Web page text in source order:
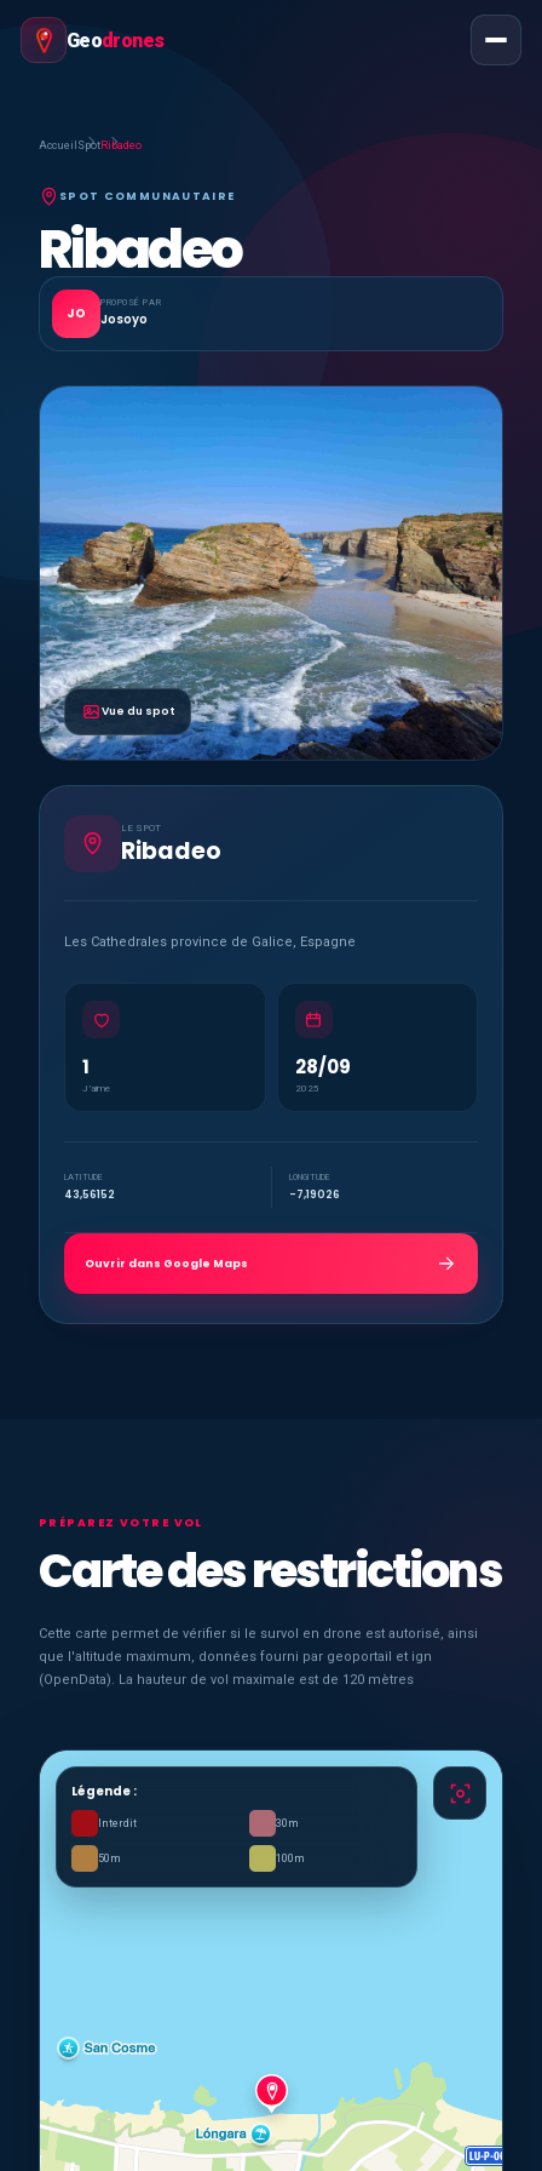
Geodrones
Accueil SpotRibadeo
SPOT COMMUNAUTAIRE
Ribadeo
JO
PROPOSÉ PAR
Josoyo
Vue du spot
LE SPOT
Ribadeo
Les Cathedrales province de Galice, Espagne
1
J’aime
28/09
2025
LATITUDE
43,56152
LONGITUDE
-7,19026
Ouvrir dans Google Maps
PRÉPAREZ VOTRE VOL
Carte des restrictions
Cette carte permet de vérifier si le survol en drone est autorisé, ainsi
que l'altitude maximum, données fourni par geoportail et ign
(OpenData). La hauteur de vol maximale est de 120 mètres
Légende :
Interdit 30m
50m 100m